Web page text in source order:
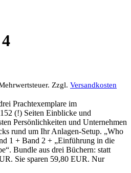
Zzgl. Versandkosten
Prachtexemplare im
(!) Seiten Einblicke und
Persönlichkeiten und Unternehmen
rund um Ihr Anlagen-Setup. „Who
1 + Band 2 + „Einführung in die
Bundle aus drei Büchern: statt
Sie sparen 59,80 EUR. Nur